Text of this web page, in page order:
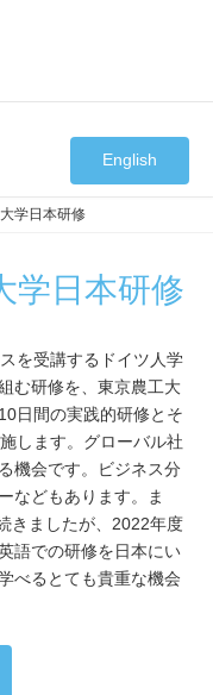
English
学日本研修
学日本研修
を受講するドイツ人学
む研修を、東京農工大
日間の実践的研修とそ
します。グローバル社
機会です。ビジネス分
などもあります。ま
きましたが、2022年度
語での研修を日本にい
べるとても貴重な機会